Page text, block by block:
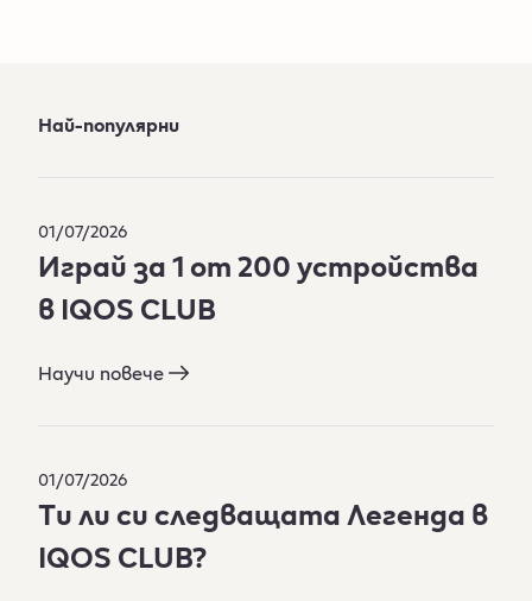
Най-популярни
01/07/2026
Играй за 1 от 200 устройства​
в IQOS CLUB
Научи повече
01/07/2026
Tи ли си следващата Легенда в
IQOS CLUB?